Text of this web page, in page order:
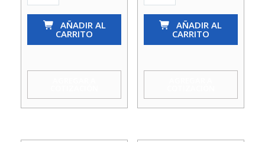
Galv
1
AÑADIR AL
CARRITO
Galv
AÑADIR AL
CARRITO